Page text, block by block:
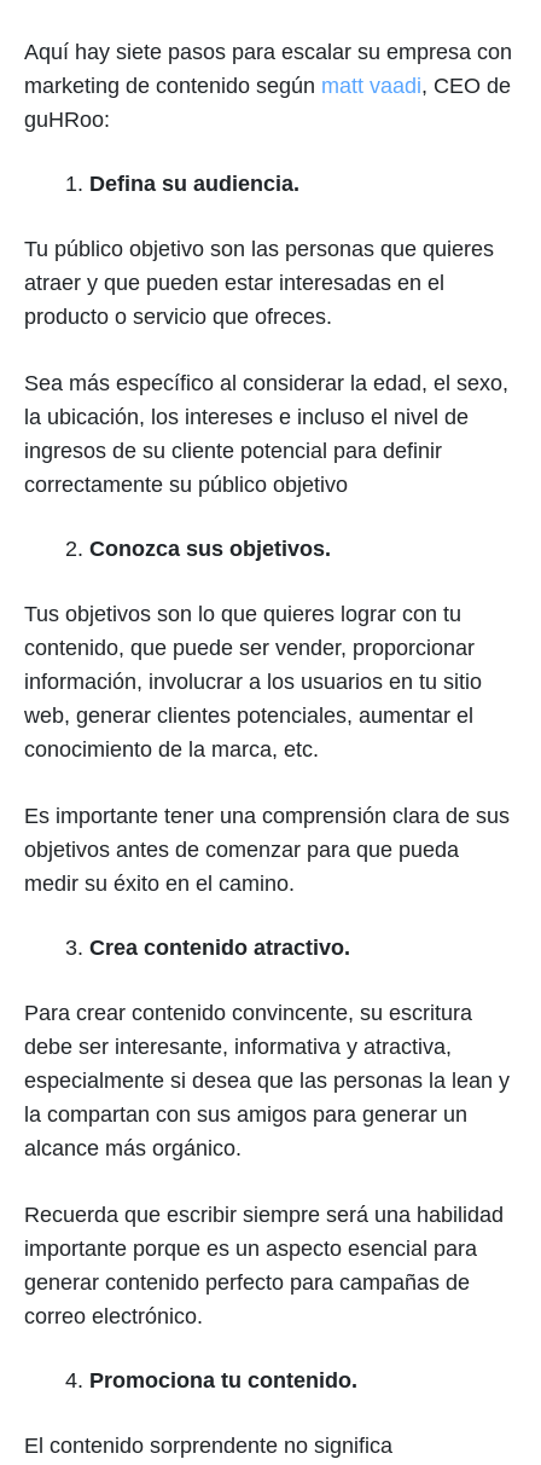
Aquí hay siete pasos para escalar su empresa con
marketing de contenido según matt vaadi, CEO de
guHRoo:
Defina su audiencia.
Tu público objetivo son las personas que quieres
atraer y que pueden estar interesadas en el
producto o servicio que ofreces.
Sea más específico al considerar la edad, el sexo,
la ubicación, los intereses e incluso el nivel de
ingresos de su cliente potencial para definir
correctamente su público objetivo
Conozca sus objetivos.
Tus objetivos son lo que quieres lograr con tu
contenido, que puede ser vender, proporcionar
información, involucrar a los usuarios en tu sitio
web, generar clientes potenciales, aumentar el
conocimiento de la marca, etc.
Es importante tener una comprensión clara de sus
objetivos antes de comenzar para que pueda
medir su éxito en el camino.
Crea contenido atractivo.
Para crear contenido convincente, su escritura
debe ser interesante, informativa y atractiva,
especialmente si desea que las personas la lean y
la compartan con sus amigos para generar un
alcance más orgánico.
Recuerda que escribir siempre será una habilidad
importante porque es un aspecto esencial para
generar contenido perfecto para campañas de
correo electrónico.
Promociona tu contenido.
El contenido sorprendente no significa